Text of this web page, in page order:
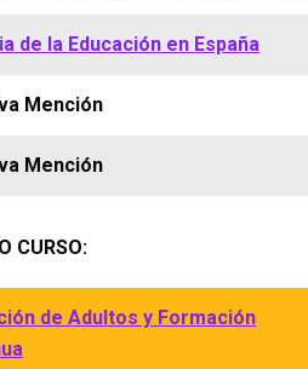
de la Educación en España
Mención
Mención
CURSO:
de Adultos y Formación